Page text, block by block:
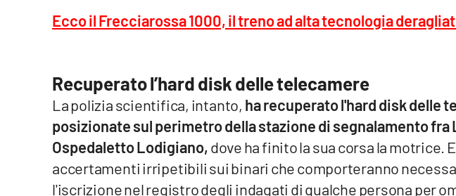
Lacitymag.it
Lacapitalenews.it
Ecco il Frecciarossa 1000, il treno ad alta tecnologia
Recuperato l’hard disk delle telecamere
La polizia scientifica, intanto, ha recuperato l'hard disk delle
posizionate sul perimetro della stazione di segnalamento fra
Ospedaletto Lodigiano,dove ha finito la sua corsa la motrice.
accertamenti irripetibili sui binari che comporteranno
l'iscrizione nel registro degli indagati di qualche persona per